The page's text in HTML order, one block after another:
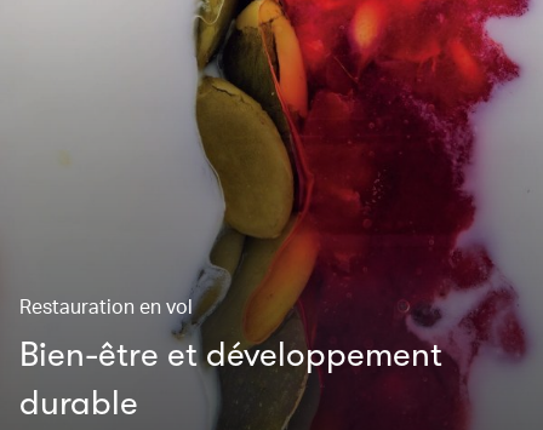
Restauration en vol
Bien-être et développement
durable